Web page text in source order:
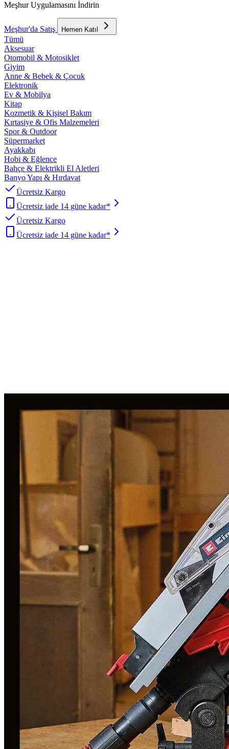
Meşhur Uygulamasını İndirin
Meşhur'da Satış Hemen Katıl
Tümü
Aksesuar
Otomobil & Motosiklet
Giyim
Anne & Bebek & Çocuk
Elektronik
Ev & Mobilya
Kitap
Kozmetik & Kişisel Bakım
Kırtasiye & Ofis Malzemeleri
Spor & Outdoor
Süpermarket
Ayakkabı
Hobi & Eğlence
Bahçe & Elektrikli El Aletleri
Banyo Yapı & Hırdavat
Ücretsiz Kargo
Ücretsiz iade 14 güne kadar*
Ücretsiz Kargo
Ücretsiz iade 14 güne kadar*